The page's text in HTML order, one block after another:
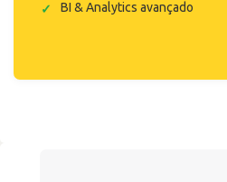
BI & Analytics avançado